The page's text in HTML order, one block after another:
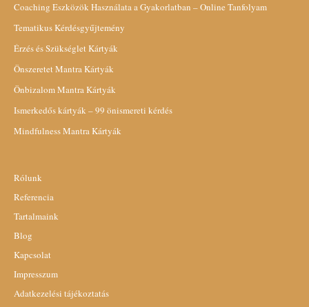
Coaching Eszközök Használata a Gyakorlatban – Online Tanfolyam
Tematikus Kérdésgyűjtemény
Érzés és Szükséglet Kártyák
Önszeretet Mantra Kártyák
Önbizalom Mantra Kártyák
Ismerkedős kártyák – 99 önismereti kérdés
Mindfulness Mantra Kártyák
Rólunk
Referencia
Tartalmaink
Blog
Kapcsolat
Impresszum
Adatkezelési tájékoztatás